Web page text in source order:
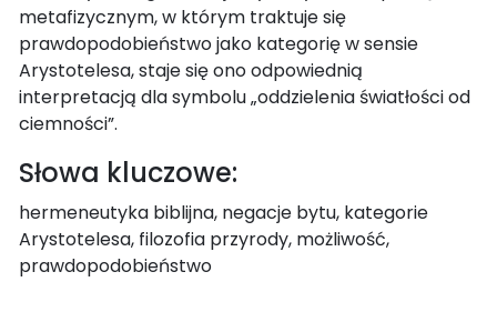
metafizycznym, w którym traktuje się
prawdopodobieństwo jako kategorię w sensie
Arystotelesa, staje się ono odpowiednią
interpretacją dla symbolu „oddzielenia światłości od
ciemności”.
Słowa kluczowe:
hermeneutyka biblijna, negacje bytu, kategorie
Arystotelesa, filozofia przyrody, możliwość,
prawdopodobieństwo